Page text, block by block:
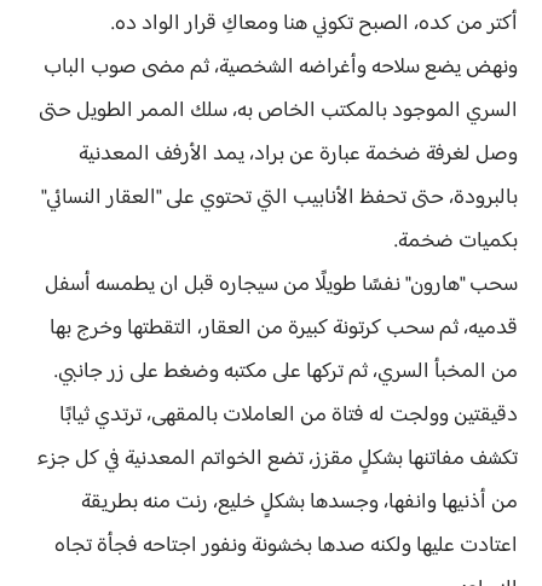
أكتر من كده، الصبح تكوني هنا ومعاكِ قرار الواد ده.
ونهض يضع سلاحه وأغراضه الشخصية، ثم مضى صوب الباب
السري الموجود بالمكتب الخاص به، سلك الممر الطويل حتى
وصل لغرفة ضخمة عبارة عن براد، يمد الأرفف المعدنية
بالبرودة، حتى تحفظ الأنابيب التي تحتوي على "العقار النسائي"
بكميات ضخمة.
سحب "هارون" نفسًا طويلًا من سيجاره قبل ان يطمسه أسفل
قدميه، ثم سحب كرتونة كبيرة من العقار، التقطتها وخرج بها
من المخبأ السري، ثم تركها على مكتبه وضغط على زر جانبي.
دقيقتين وولجت له فتاة من العاملات بالمقهى، ترتدي ثيابًا
تكشف مفاتنها بشكلٍ مقزز، تضع الخواتم المعدنية في كل جزء
من أذنيها وانفها، وجسدها بشكلٍ خليع، رنت منه بطريقة
اعتادت عليها ولكنه صدها بخشونة ونفور اجتاحه فجأة تجاه